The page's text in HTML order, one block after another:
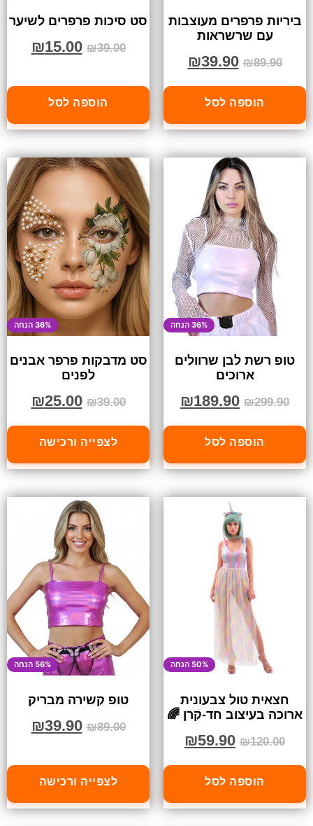
ביריות פרפרים מעוצבות
עם שרשראות
₪89.90
₪39.90
הוספה לסל
סט סיכות פרפרים לשיער
₪39.00
₪15.00
הוספה לסל
36% הנחה
טופ רשת לבן שרוולים
ארוכים
₪299.90
₪189.90
הוספה לסל
36% הנחה
סט מדבקות פרפר אבנים
לפנים
₪39.00
₪25.00
לצפייה ורכישה
50% הנחה
חצאית טול צבעונית
ארוכה בעיצוב חד-קרן 🌈
₪120.00
₪59.90
הוספה לסל
56% הנחה
טופ קשירה מבריק
₪89.00
₪39.90
לצפייה ורכישה